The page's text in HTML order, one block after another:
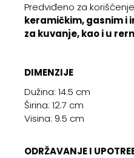
Predviđeno za
keramičkim, gasnim i
za kuvanje, kao i u
DIMENZIJE
Dužina: 14.5 cm
Širina: 12.7 cm
Visina: 9.5 cm
ODRŽAVANJE I